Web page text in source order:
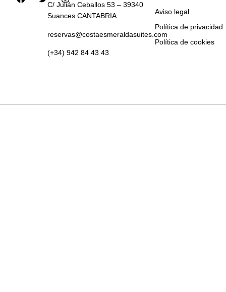
C/ Julián Ceballos 53 – 39340
Suances CANTABRIA
reservas@costaesmeraldasuites.com
(+34) 942 84 43 43
Aviso legal
Política de privacidad
Política de cookies